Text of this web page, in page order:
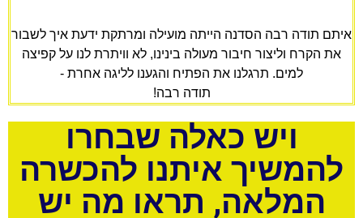
איתם תודה רבה הסדנה הייתה מועילה ומרתקת ידעת איך לשבור
את הקרח וליצור חיבור מעולה בינינו, לא וויתרת לנו על קפיצה
למים. תרגלנו את הפתיח והגענו לליגה אחרת -
תודה רבה!
ויש כאלה שבחרו
להמשיך איתנו להכשרה
המלאה, תראו מה יש